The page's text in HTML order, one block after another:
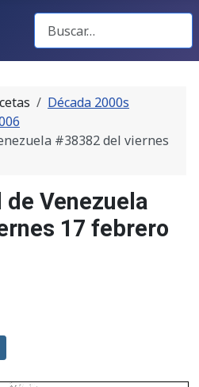
Buscar Gacetas
Década 2000s
#38382 del viernes
Venezuela
17 febrero